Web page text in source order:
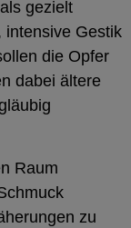
gezielt
intensive Gestik
die Opfer
dabei ältere
Raum
zu